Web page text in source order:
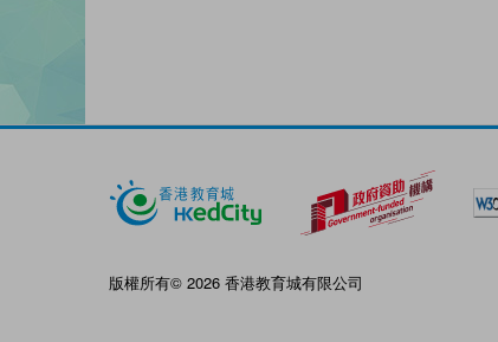
版權所有© 2026 香港教育城有限公司